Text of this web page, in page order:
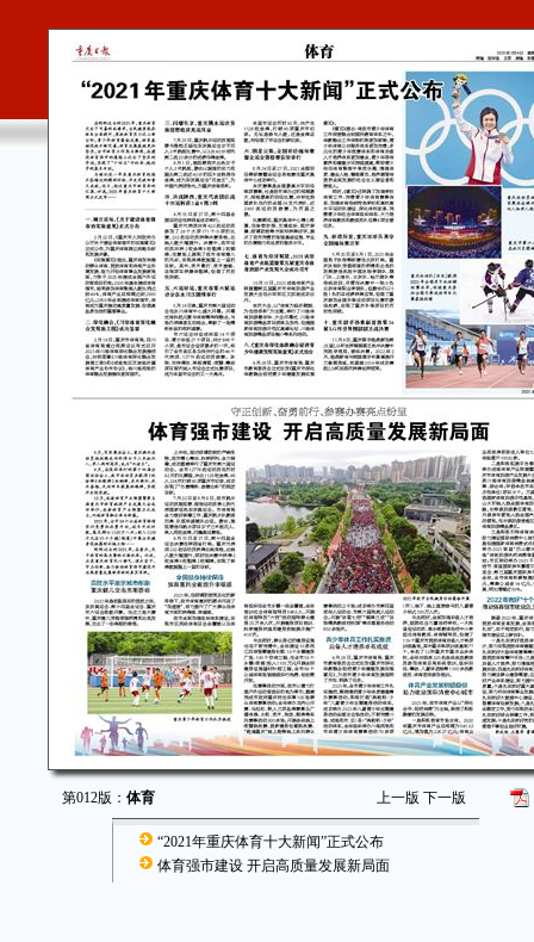
第012版： 体育 上一版 下一版
“2021年重庆体育十大新闻”正式公布
体育强市建设 开启高质量发展新局面